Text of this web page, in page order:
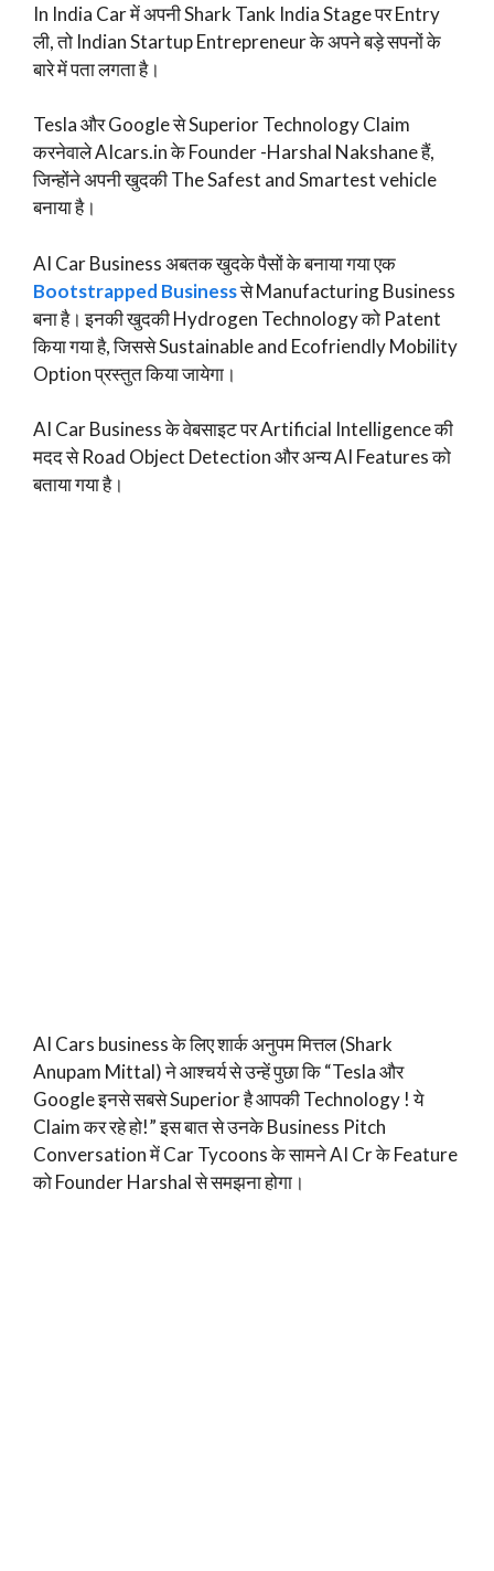
In India Car में अपनी Shark Tank India Stage पर Entry
ली, तो Indian Startup Entrepreneur के अपने बड़े सपनों के
बारे में पता लगता है।
Tesla और Google से Superior Technology Claim
करनेवाले AIcars.in के Founder -Harshal Nakshane हैं,
जिन्होंने अपनी खुदकी The Safest and Smartest vehicle
बनाया है।
AI Car Business अबतक खुदके पैसों के बनाया गया एक
Bootstrapped Businessसे Manufacturing Business
बना है। इनकी खुदकी Hydrogen Technology को Patent
किया गया है, जिससे Sustainable and Ecofriendly Mobility
Option प्रस्तुत किया जायेगा।
AI Car Business के वेबसाइट पर Artificial Intelligence की
मदद से Road Object Detection और अन्य AI Features को
बताया गया है।
AI Cars business के लिए शार्क अनुपम मित्तल (Shark
Anupam Mittal) ने आश्चर्य से उन्हें पुछा कि “Tesla और
Google इनसे सबसे Superior है आपकी Technology ! ये
Claim कर रहे हो!” इस बात से उनके Business Pitch
Conversation में Car Tycoons के सामने AI Cr के Feature
को Founder Harshal से समझना होगा।